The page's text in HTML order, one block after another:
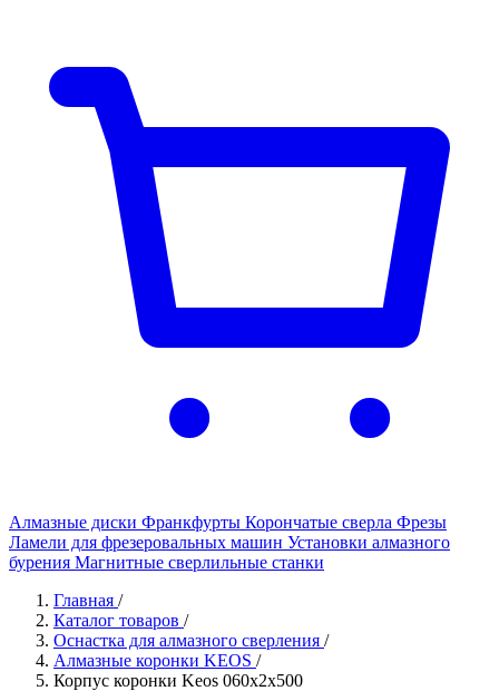
Алмазные диски Франкфурты Корончатые сверла Фрезы
Ламели для фрезеровальных машин Установки алмазного
бурения Магнитные сверлильные станки
Главная /
Каталог товаров /
Оснастка для алмазного сверления /
Алмазные коронки KEOS /
Корпус коронки Keos 060x2x500